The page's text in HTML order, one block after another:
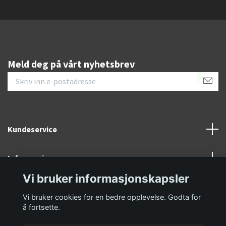
Meld deg på vårt nyhetsbrev
Kundeservice
Informasjon
Sosiale medier
Vi bruker informasjonskapsler
Vi bruker cookies for en bedre opplevelse. Godta for
å fortsette.